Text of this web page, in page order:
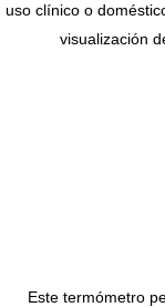
uso clínico o
visualización
Este termómetro